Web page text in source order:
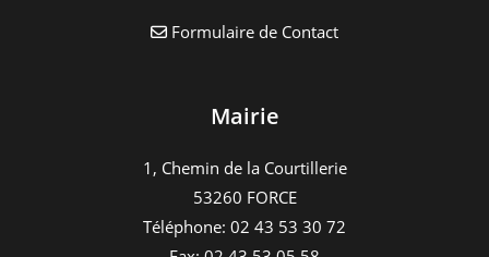
Formulaire de Contact
Mairie
1, Chemin de la Courtillerie
53260 FORCE
Téléphone: 02 43 53 30 72